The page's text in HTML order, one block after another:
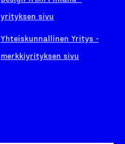
yrityksen sivu
Yhteiskunnallinen Yritys -
merkkiyrityksen sivu